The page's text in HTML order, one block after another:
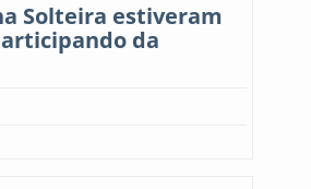
Solteira estiveram
da